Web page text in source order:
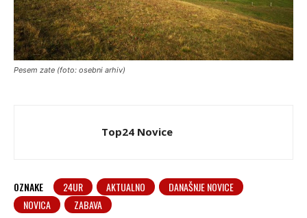
Pesem zate (foto: osebni arhiv)
Top24 Novice
OZNAKE 24UR AKTUALNO
DANAŠNJE NOVICE
NOVICA
ZABAVA